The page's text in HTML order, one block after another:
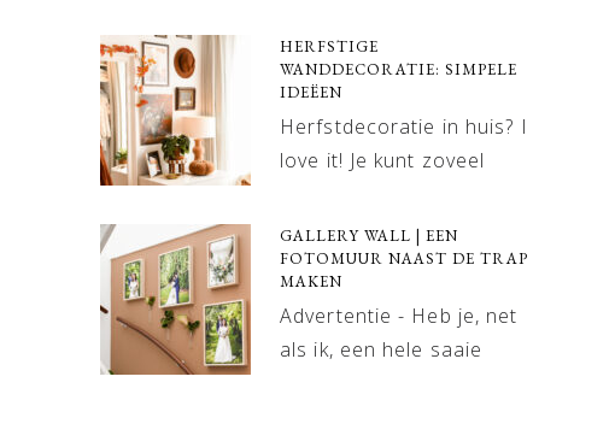
HERFSTIGE
WANDDECORATIE: SIMPELE
IDEËEN
Herfstdecoratie in huis? I
love it! Je kunt zoveel
GALLERY WALL | EEN
FOTOMUUR NAAST DE TRAP
MAKEN
Advertentie - Heb je, net
als ik, een hele saaie